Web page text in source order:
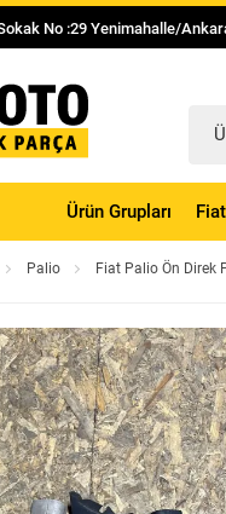
No :29 Yenimahalle/
Ürün Grupları Fiat
Palio Fiat Palio Ön Direk